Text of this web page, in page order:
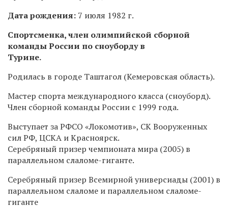
Дата рождения: 7 июля 1982 г.
Спортсменка, член олимпийской сборной
команды России по сноуборду в
Турине.
Родилась в городе Таштагол (Кемеровская область).
Мастер спорта международного класса (сноуборд).
Член сборной команды России с 1999 года.
Выступает за РФСО «Локомотив», СК Вооруженных
сил РФ, ЦСКА и Красноярск.
Серебряный призер чемпионата мира (2005) в
параллельном слаломе-гиганте.
Серебряный призер Всемирной универсиады (2001) в
параллельном слаломе и параллельном слаломе-
гиганте